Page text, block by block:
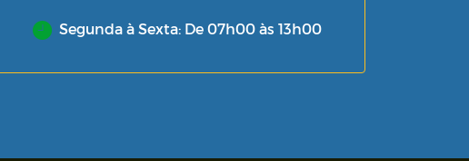
Segunda à Sexta: De 07h00 às 13h00